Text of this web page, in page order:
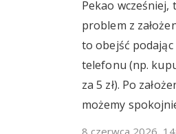
Pekao wcześniej,
problem z
to obejść
telefonu (np.
za 5 zł). Po
możemy
8 czerwca 2026,